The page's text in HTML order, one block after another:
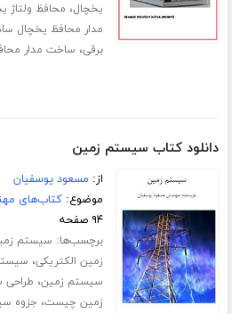
یخچال، محافظ ولتاژ
مدار محافظ یخچال
برقی، ساخت مدار
دانلود کتاب سیستم زمین
از: مسعود یوسفیان
موضوع:کتاب‌های
۹۴ صفحه
برچسب‌ها: سیستم
زمین الکتریکی،
سیستم زمین،
زمین چیست، جزوه